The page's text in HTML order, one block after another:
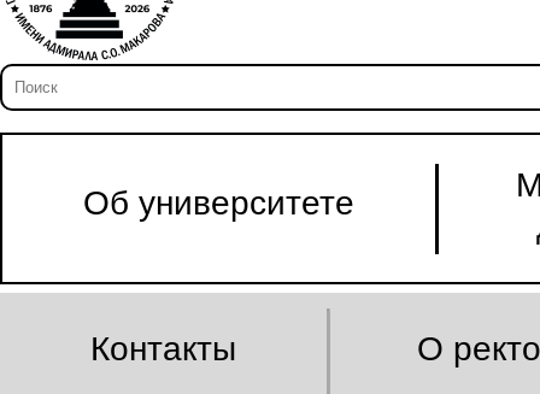
Об университете
Контакты О